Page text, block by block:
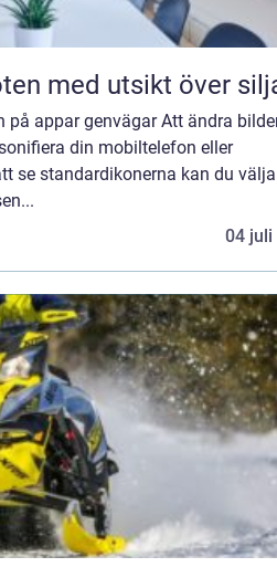
tällberg möten med utsikt över
på appar genvägar Att ändra
din mobiltelefon eller
se standardikonerna kan du
04 juli